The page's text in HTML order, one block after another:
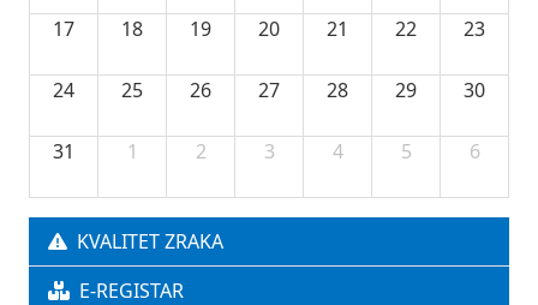
17 18 19 20 21 22 23
24 25 26 27 28 29 30
31 1 2 3 4 5 6
KVALITET ZRAKA
E-REGISTAR